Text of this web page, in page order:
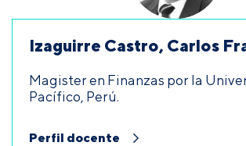
Izaguirre Castro, Carlos
Magister en Finanzas por la
Pacífico, Perú.
Perfil docente